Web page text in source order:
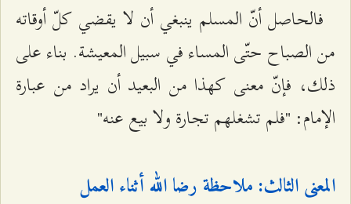
فالحاصل أنّ المسلم ينبغي أن لا يقضي كلّ أوقاته
من الصباح حتّى المساء في سبيل المعيشة. بناء على
ذلك، فإنّ معنى كهذا من البعيد أن يراد من عبارة
الإمام: "فلم تشغلهم تجارة ولا بيع عنه"
المعنى الثالث: ملاحظة رضا الله أثناء العمل